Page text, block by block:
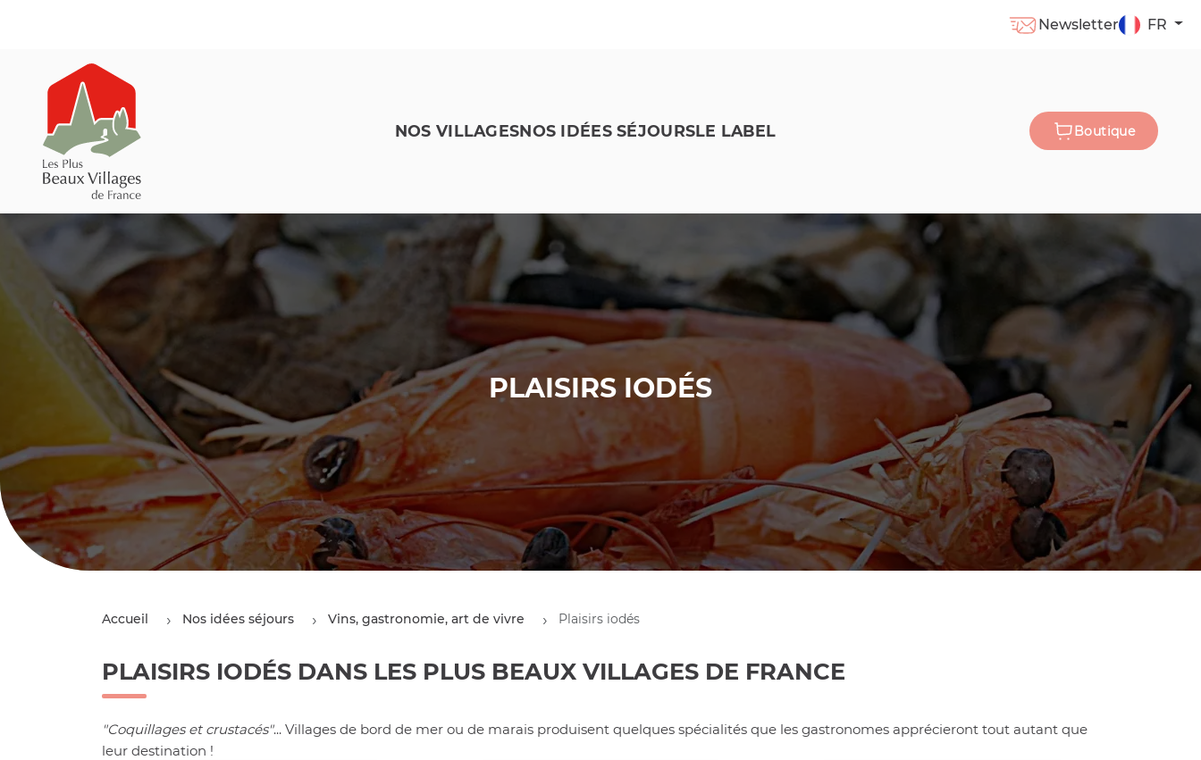
Newsletter FR
NOS VILLAGESNOS IDÉES SÉJOURSLE LABEL Boutique
PLAISIRS IODÉS
Accueil Nos idées séjours Vins, gastronomie, art de vivre Plaisirs iodés
PLAISIRS IODÉS DANS LES PLUS BEAUX VILLAGES DE FRANCE
"Coquillages et crustacés"... Villages de bord de mer ou de marais produisent quelques spécialités que les gastronomes apprécieront tout autant que
leur destination !